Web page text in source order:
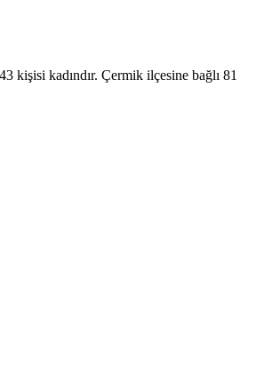
kişisi kadındır. Çermik ilçesine bağlı 81